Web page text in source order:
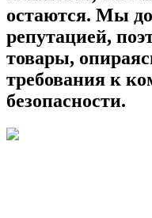
остаются. Мы
репутацией,
товары,
требования к
безопасности.